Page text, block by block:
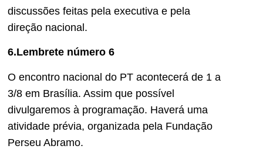
discussões feitas pela executiva e pela
direção nacional.
6.Lembrete número 6
O encontro nacional do PT acontecerá de 1 a
3/8 em Brasília. Assim que possível
divulgaremos à programação. Haverá uma
atividade prévia, organizada pela Fundação
Perseu Abramo.